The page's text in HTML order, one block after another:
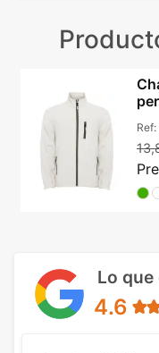
Ref:
Lo
4.6